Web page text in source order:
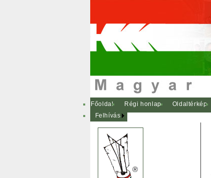
Főoldal Régi honlap Oldaltérkép
Felhívás